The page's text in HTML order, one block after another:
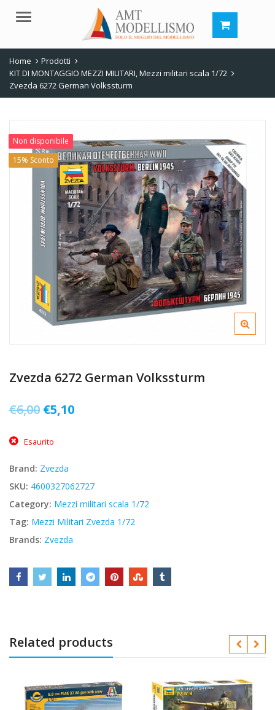
Menu
Home
Prodotti
KIT DI MONTAGGIO MEZZI MILITARI,Mezzi militari scala 1/72
Zvezda 6272 German Volkssturm
Non disponibile
15% Sconto
Zvezda 6272 German Volkssturm
€6,00 Il
originale
era:
€6,00.
€5,10Il
€5,10.
Esaurito
Brand: Zvezda
SKU: 4600327062727
Category: Mezzi militari scala 1/72
Tag: Mezzi Militari Zvezda 1/72
Brands: Zvezda
Related products